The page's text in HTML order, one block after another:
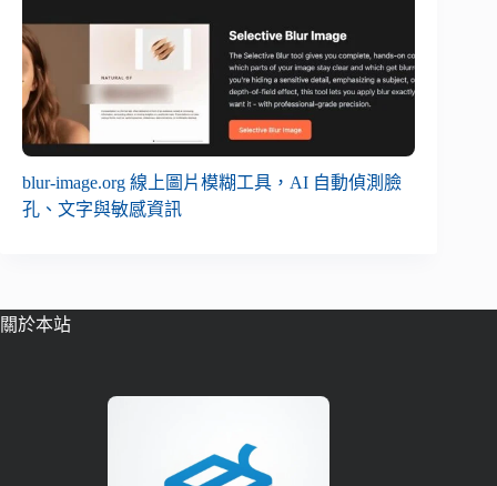
blur-image.org 線上圖片模糊工具，AI 自動偵測臉
孔、文字與敏感資訊
關於本站